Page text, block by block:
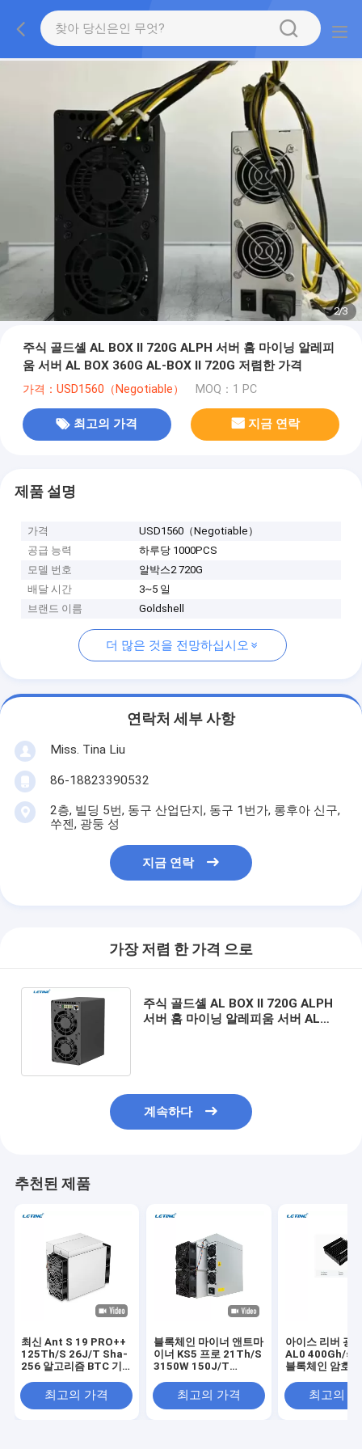
2/3
주식 골드셸 AL BOX II 720G ALPH 서버 홈 마이닝 알레피
움 서버 AL BOX 360G AL-BOX II 720G 저렴한 가격
가격：USD1560（Negotiable） MOQ：1 PC
최고의 가격 지금 연락
제품 설명
가격
USD1560（Negotiable）
공급 능력
하루당 1000PCS
모델 번호
알박스2 720G
배달 시간
3~5 일
브랜드 이름
Goldshell
더 많은 것을 전망하십시오
연락처 세부 사항
Miss. Tina Liu
86-18823390532
2층, 빌딩 5번, 동구 산업단지, 동구 1번가, 롱후아 신구,
쑤젠, 광둥 성
지금 연락
가장 저렴 한 가격 으로
주식 골드셸 AL BOX II 720G ALPH
서버 홈 마이닝 알레피움 서버 AL
계속하다
추천된 제품
최신 Ant S 19 PRO++
125Th/S 26J/T Sha-
256 알고리즘 BTC 기
최고의 가격
블록체인 마이너 앤트마
이너 KS5 프로 21Th/S
3150W 150J/T
KAS 아시크 마이너 광
산용 카스파 앤트마이너
최고의 가격
아이스 리버 광
AL0 400Gh/s
블록체인 암호
최고의